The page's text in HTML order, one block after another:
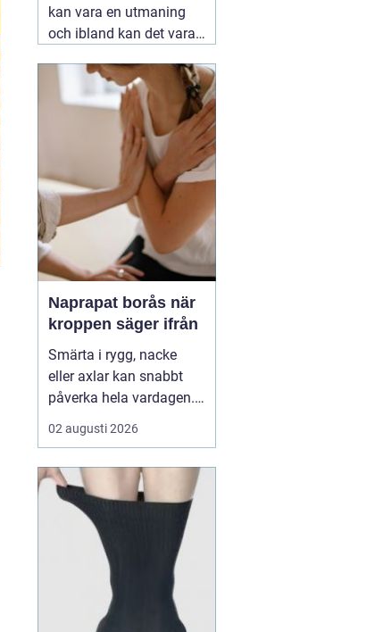
kan vara en utmaning
och ibland kan det vara
på konflikter och
problem som uppstår.06
augusti 2026
Naprapat borås när
kroppen säger ifrån
Smärta i rygg, nacke
eller axlar kan snabbt
påverka hela vardagen.
Sömn, jobb, träning och
humör hänger ofta ihop
När värken inte ger med
sig börjar många söka
efter en Naprapat Borås
för att få en mer grundlig
bedömning och beha...
02 augusti 2026